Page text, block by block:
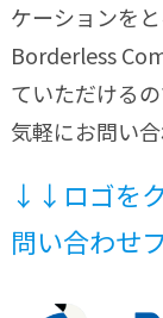
ケーションをと
Borderless
ていただけるの
気軽にお問い
↓↓ロゴを
問い合わせ